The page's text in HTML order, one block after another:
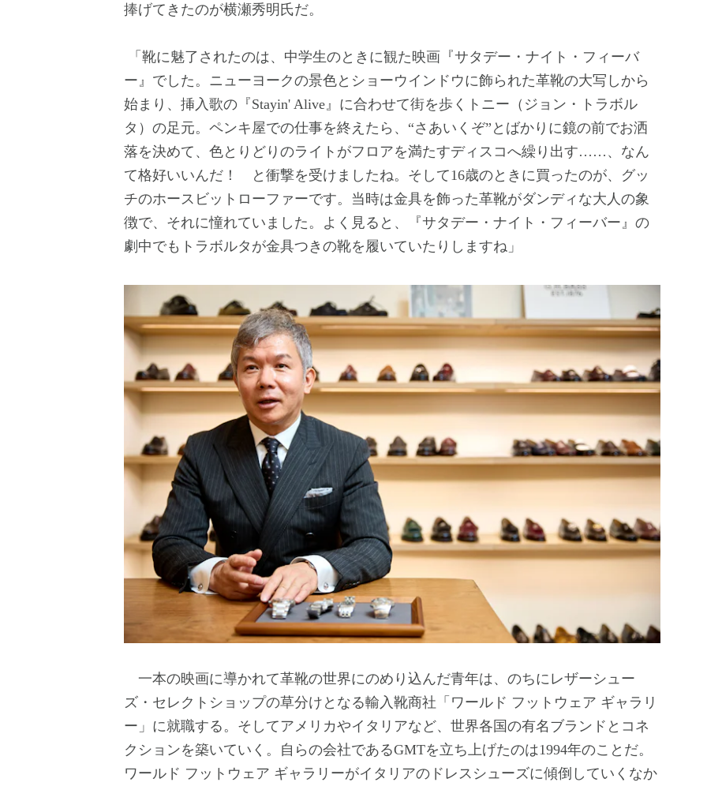
捧げてきたのが横瀬秀明氏だ。
「靴に魅了されたのは、中学生のときに観た映画『サタデー・ナイト・フィーバ
ー』でした。ニューヨークの景色とショーウインドウに飾られた革靴の大写しから
始まり、挿入歌の『Stayin' Alive』に合わせて街を歩くトニー（ジョン・トラボル
タ）の足元。ペンキ屋での仕事を終えたら、“さあいくぞ”とばかりに鏡の前でお洒
落を決めて、色とりどりのライトがフロアを満たすディスコへ繰り出す……、なん
て格好いいんだ！ と衝撃を受けましたね。そして16歳のときに買ったのが、グッ
チのホースビットローファーです。当時は金具を飾った革靴がダンディな大人の象
徴で、それに憧れていました。よく見ると、『サタデー・ナイト・フィーバー』の
劇中でもトラボルタが金具つきの靴を履いていたりしますね」
一本の映画に導かれて革靴の世界にのめり込んだ青年は、のちにレザーシュー
ズ・セレクトショップの草分けとなる輸入靴商社「ワールド フットウェア ギャラリ
ー」に就職する。そしてアメリカやイタリアなど、世界各国の有名ブランドとコネ
クションを築いていく。自らの会社であるGMTを立ち上げたのは1994年のことだ。
ワールド フットウェア ギャラリーがイタリアのドレスシューズに傾倒していくなか